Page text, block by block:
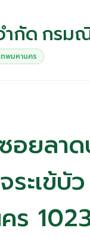
ำกัด กรม
พมหานคร
ยลาด
ระเข้บั
ร